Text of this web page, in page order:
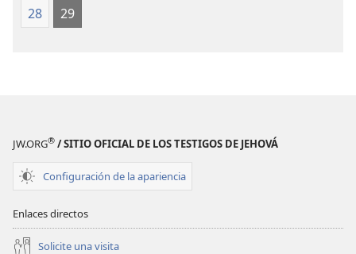
28
29
JW.ORG® / SITIO OFICIAL DE LOS TESTIGOS DE JEHOVÁ
Configuración de la apariencia
Enlaces directos
Solicite una visita